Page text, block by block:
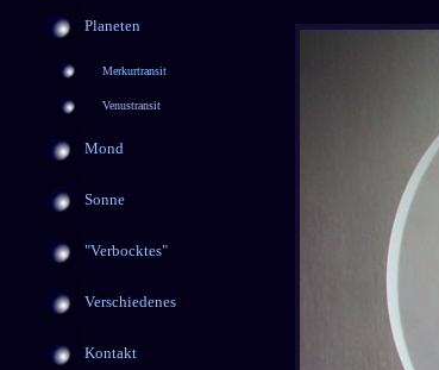
Planeten
Merkurtransit
Venustransit
Mond
Sonne
"Verbocktes"
Verschiedenes
Kontakt